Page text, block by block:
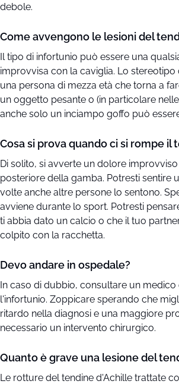
debole.
Come avvengono le lesioni del
Il tipo di infortunio può essere una
improvvisa con la caviglia. Lo
una persona di mezza età che torna a
un oggetto pesante o (in particolare
anche solo un inciampo goffo può
Cosa si prova quando ci si rompe il
Di solito, si avverte un dolore
posteriore della gamba. Potresti sentire
volte anche altre persone lo sentono.
avviene durante lo sport. Potresti
ti abbia dato un calcio o che il tuo
colpito con la racchetta.
Devo andare in ospedale?
In caso di dubbio, consultare un
l'infortunio. Zoppicare sperando che
ritardo nella diagnosi e una maggiore
necessario un intervento chirurgico.
Quanto è grave una lesione del
Le rotture del tendine d'Achille trattate